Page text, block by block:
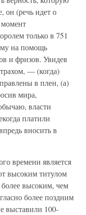
он (речь идет о
только в 751
на помощь
и фризов. Увидев
— (когда)
в плен, (а)
мира,
власти
платили
вносить в
времени является
высоким титулом
более высоким, чем
более поздним
выставили 100-